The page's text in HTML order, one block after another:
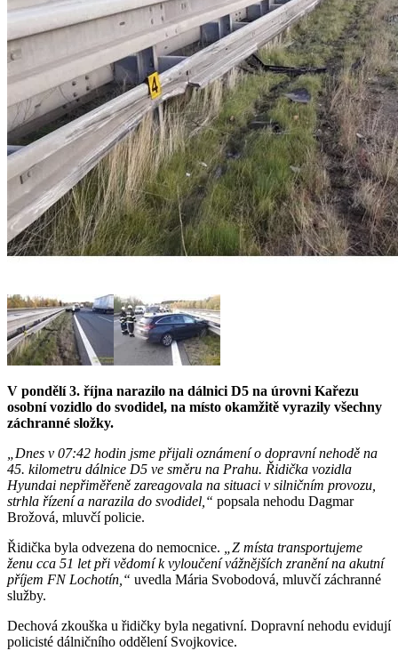
V pondělí 3. října narazilo na dálnici D5 na úrovni Kařezu
osobní vozidlo do svodidel, na místo okamžitě vyrazily všechny
záchranné složky.
„Dnes v 07:42 hodin jsme přijali oznámení o dopravní nehodě na
45. kilometru dálnice D5 ve směru na Prahu. Řidička vozidla
Hyundai nepřiměřeně zareagovala na situaci v silničním provozu,
strhla řízení a narazila do svodidel,“ popsala nehodu Dagmar
Brožová, mluvčí policie.
Řidička byla odvezena do nemocnice. „Z místa transportujeme
ženu cca 51 let při vědomí k vyloučení vážnějších zranění na akutní
příjem FN Lochotín,“ uvedla Mária Svobodová, mluvčí záchranné
služby.
Dechová zkouška u řidičky byla negativní. Dopravní nehodu evidují
policisté dálničního oddělení Svojkovice.